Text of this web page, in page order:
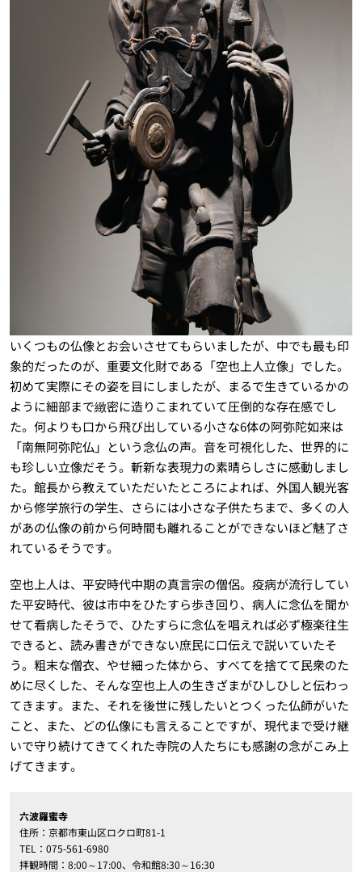
いくつもの仏像とお会いさせてもらいましたが、中でも最も印
象的だったのが、重要文化財である「空也上人立像」でした。
初めて実際にその姿を目にしましたが、まるで生きているかの
ように細部まで緻密に造りこまれていて圧倒的な存在感でし
た。何よりも口から飛び出している小さな6体の阿弥陀如来は
「南無阿弥陀仏」という念仏の声。音を可視化した、世界的に
も珍しい立像だそう。斬新な表現力の素晴らしさに感動しまし
た。館長から教えていただいたところによれば、外国人観光客
から修学旅行の学生、さらには小さな子供たちまで、多くの人
があの仏像の前から何時間も離れることができないほど魅了さ
れているそうです。
空也上人は、平安時代中期の真言宗の僧侶。疫病が流行してい
た平安時代、彼は市中をひたすら歩き回り、病人に念仏を聞か
せて看病したそうで、ひたすらに念仏を唱えれば必ず極楽往生
できると、読み書きができない庶民に口伝えで説いていたそ
う。粗末な僧衣、やせ細った体から、すべてを捨てて民衆のた
めに尽くした、そんな空也上人の生きざまがひしひしと伝わっ
てきます。また、それを後世に残したいとつくった仏師がいた
こと、また、どの仏像にも言えることですが、現代まで受け継
いで守り続けてきてくれた寺院の人たちにも感謝の念がこみ上
げてきます。
六波羅蜜寺
住所：京都市東山区ロクロ町81-1
TEL：075-561-6980
拝観時間：8:00～17:00、令和館8:30～16:30